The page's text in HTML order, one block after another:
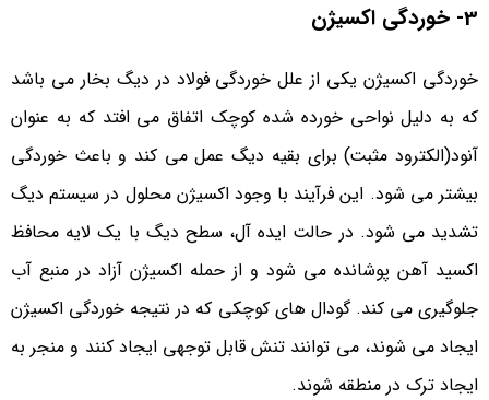
3- خوردگی اکسیژن
خوردگی اکسیژن یکی از علل خوردگی فولاد در ديگ بخار می باشد
که به دلیل نواحی خورده شده کوچک اتفاق می افتد که به عنوان
آنود(الکترود مثبت) برای بقیه دیگ عمل می کند و باعث خوردگی
بیشتر می شود. این فرآیند با وجود اکسیژن محلول در سیستم دیگ
تشدید می شود. در حالت ایده آل، سطح دیگ با یک لایه محافظ
اکسید آهن پوشانده می شود و از حمله اکسیژن آزاد در منبع آب
جلوگیری می کند. گودال های کوچکی که در نتیجه خوردگی اکسیژن
ایجاد می شوند، می توانند تنش قابل توجهی ایجاد کنند و منجر به
ایجاد ترک در منطقه شوند.